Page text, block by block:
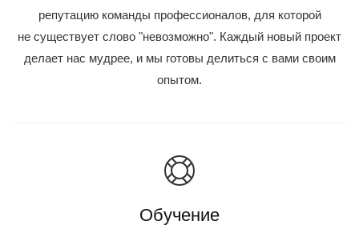
репутацию команды профессионалов, для которой
не существует слово "невозможно". Каждый новый проект
делает нас мудрее, и мы готовы делиться с вами своим
опытом.
Обучение